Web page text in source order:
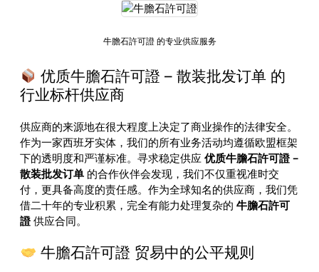
牛膽石許可證 的专业供应服务
优质牛膽石許可證 – 散装批发订单 的
行业标杆供应商
供应商的来源地在很大程度上决定了商业操作的法律安全。
作为一家西班牙实体，我们的所有业务活动均遵循欧盟框架
下的透明度和严谨标准。寻求稳定供应 优质牛膽石許可證 –
散装批发订单 的合作伙伴会发现，我们不仅重视准时交
付，更具备高度的责任感。作为全球知名的供应商，我们凭
借二十年的专业积累，完全有能力处理复杂的 牛膽石許可
證 供应合同。
牛膽石許可證 贸易中的公平规则